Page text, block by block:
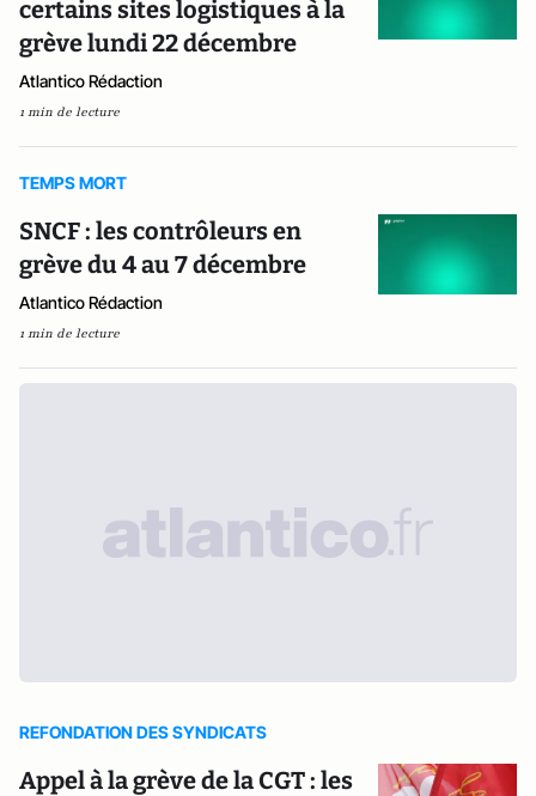
certains sites logistiques à la
grève lundi 22 décembre
Atlantico Rédaction
1 min de lecture
TEMPS MORT
SNCF : les contrôleurs en
grève du 4 au 7 décembre
Atlantico Rédaction
1 min de lecture
REFONDATION DES SYNDICATS
Appel à la grève de la CGT : les